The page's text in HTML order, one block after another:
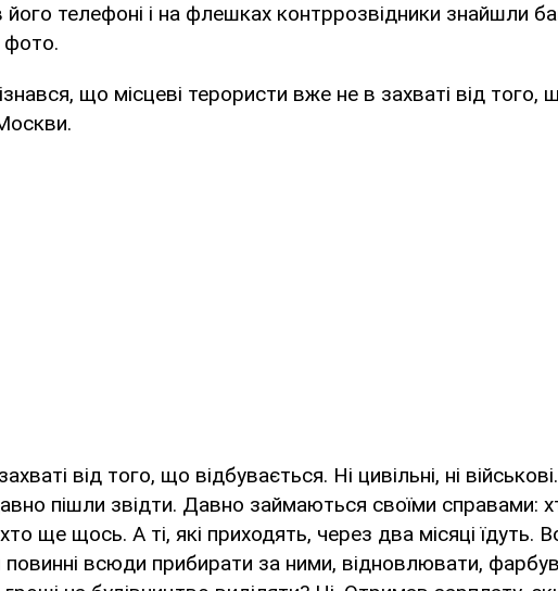
його телефоні і на флешках контррозвідники знайшли
фото.
що місцеві терористи вже не в захваті від того,
від того, що відбувається. Ні цивільні, ні військові.
пішли звідти. Давно займаються своїми справами:
ще щось. А ті, які приходять, через два місяці їдуть.
повинні всюди прибирати за ними, відновлювати,